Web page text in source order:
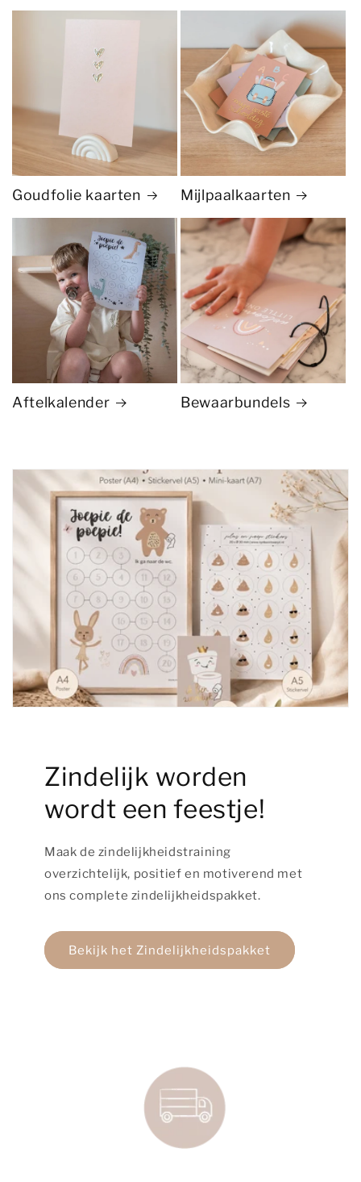
Goudfolie kaarten Mijlpaalkaarten
Aftelkalender Bewaarbundels
Zindelijk worden
wordt een feestje!
Maak de zindelijkheidstraining
overzichtelijk, positief en motiverend met
ons complete zindelijkheidspakket.
Bekijk het Zindelijkheidspakket